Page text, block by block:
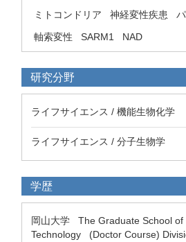
ミトコンドリア
神経変性疾患
軸索変性
SARM1 NAD
研究分野
ライフサイエンス / 機能生物化学
ライフサイエンス / 分子生物学
学歴
岡山大学 The Graduate School of
Technology (Doctor Course)